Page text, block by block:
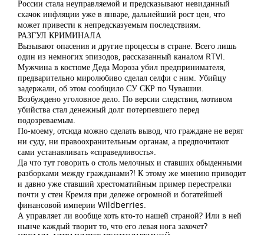
России стала неуправляемой и предсказывают невиданный
скачок инфляции уже в январе, дальнейший рост цен, что
может привести к непредсказуемым последствиям.
РАЗГУЛ КРИМИНАЛА
Вызывают опасения и другие процессы в стране. Всего лишь
один из немногих эпизодов, рассказанный каналом RTVI.
Мужчина в костюме Деда Мороза убил предпринимателя,
предварительно миролюбиво сделал селфи с ним. Убийцу
задержали, об этом сообщило СУ СКР по Чувашии.
Возбуждено уголовное дело. По версии следствия, мотивом
убийства стал денежный долг потерпевшего перед
подозреваемым.
По-моему, отсюда можно сделать вывод, что граждане не верят
ни суду, ни правоохранительным органам, а предпочитают
сами устанавливать «справедливость».
Да что тут говорить о столь мелочных и ставших обыденными
разборками между гражданами?! К этому же мнению приводит
и давно уже ставший хрестоматийным пример перестрелки
почти у стен Кремля при дележе огромной и богатейшей
финансовой империи Wildberries.
А управляет ли вообще хоть кто-то нашей страной? Или в ней
нынче каждый творит то, что его левая нога захочет?